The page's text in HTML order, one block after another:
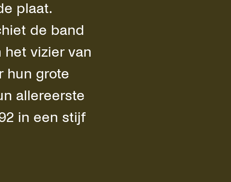
plaat.
de band
vizier van
hun grote
allereerste
in een stijf